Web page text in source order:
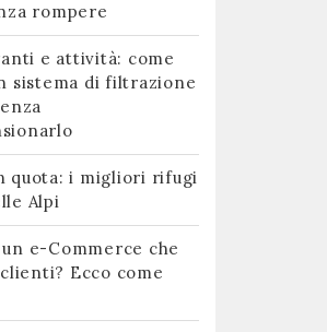
rompere
e attività: come
sistema di filtrazione
quota: i migliori rifugi
Alpi
e-Commerce che
Ecco come